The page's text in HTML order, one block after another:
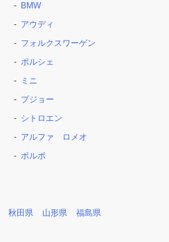
BMW
アウディ
フォルクスワーゲン
ポルシェ
ミニ
プジョー
シトロエン
アルファ ロメオ
ボルボ
秋田県 山形県 福島県